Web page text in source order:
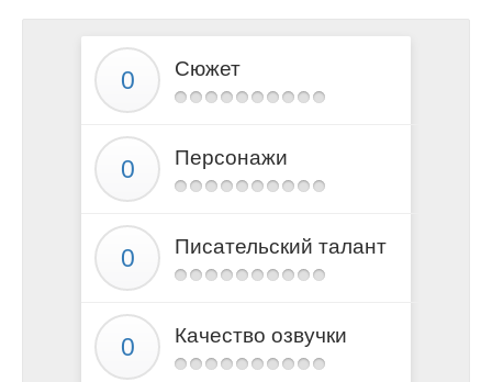
3
Сюжет
Персонажи
Писательский талант
Качество озвучки